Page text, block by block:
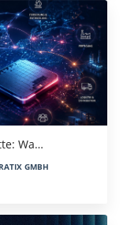
Wa…
GMBH